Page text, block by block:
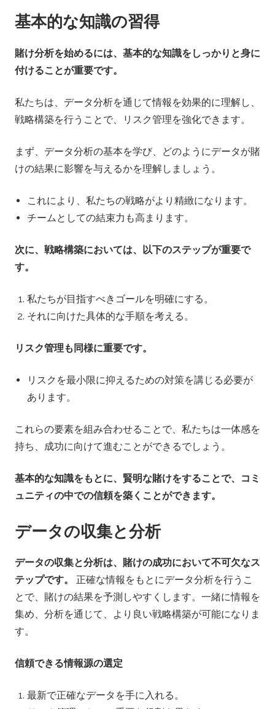
基本的な知識の習得
賭け分析を始めるには、基本的な知識をしっかりと身に
付けることが重要です。
私たちは、データ分析を通じて情報を効果的に理解し、
戦略構築を行うことで、リスク管理を強化できます。
まず、データ分析の基本を学び、どのようにデータが賭
けの結果に影響を与えるかを理解しましょう。
これにより、私たちの戦略がより精緻になります。
チームとしての結束力も高まります。
次に、戦略構築においては、以下のステップが重要で
す。
私たちが目指すべきゴールを明確にする。
それに向けた具体的な手順を考える。
リスク管理も同様に重要です。
リスクを最小限に抑えるための対策を講じる必要が
あります。
これらの要素を組み合わせることで、私たちは一体感を
持ち、成功に向けて進むことができるでしょう。
基本的な知識をもとに、賢明な賭けをすることで、コミ
ュニティの中での信頼を築くことができます。
データの収集と分析
データの収集と分析は、賭けの成功において不可欠なス
テップです。
正確な情報をもとにデータ分析を行うこ
とで、賭けの結果を予測しやすくします。一緒に情報を
集め、分析を通じて、より良い戦略構築が可能になりま
す。
信頼できる情報源の選定
最新で正確なデータを手に入れる。